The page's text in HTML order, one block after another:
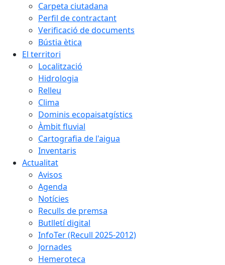
Carpeta ciutadana
Perfil de contractant
Verificació de documents
Bústia ètica
El territori
Localització
Hidrologia
Relleu
Clima
Dominis ecopaisatgístics
Àmbit fluvial
Cartografia de l'aigua
Inventaris
Actualitat
Avisos
Agenda
Notícies
Reculls de premsa
Butlletí digital
InfoTer (Recull 2025-2012)
Jornades
Hemeroteca